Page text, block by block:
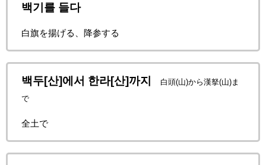
백기를 들다
白旗を揚げる、降参する
백두[산]에서 한라[산]까지 白頭(山)から漢拏(山)ま
で
全土で